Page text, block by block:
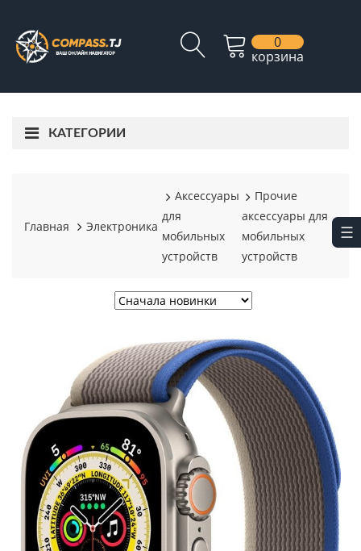
0
корзина
КАТЕГОРИИ
Главная Электроника
Аксессуары
для
мобильных
устройств
Прочие
аксессуары для
мобильных
устройств